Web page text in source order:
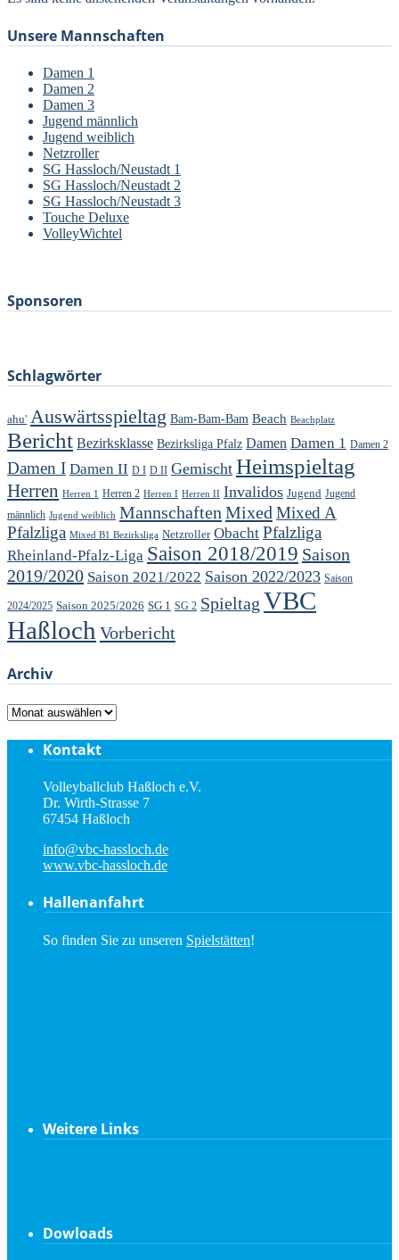
Unsere Mannschaften
Damen 1
Damen 2
Damen 3
Jugend männlich
Jugend weiblich
Netzroller
SG Hassloch/Neustadt 1
SG Hassloch/Neustadt 2
SG Hassloch/Neustadt 3
Touche Deluxe
VolleyWichtel
Sponsoren
Schlagwörter
ahu' Auswärtsspieltag Bam-Bam-Bam Beach Beachplatz
Bericht Bezirksklasse Bezirksliga Pfalz Damen Damen 1 Damen 2
Damen I Damen II D I D II Gemischt Heimspieltag
Herren Herren 1 Herren 2 Herren I Herren II Invalidos Jugend Jugend
männlich Jugend weiblich Mannschaften Mixed Mixed A
Pfalzliga Mixed B1 Bezirksliga Netzroller Obacht Pfalzliga
Rheinland-Pfalz-Liga Saison 2018/2019 Saison
2019/2020 Saison 2021/2022 Saison 2022/2023 Saison
2024/2025 Saison 2025/2026 SG 1 SG 2 Spieltag VBC
Haßloch Vorbericht
Archiv
Archiv
Kontakt
Volleyballclub Haßloch e.V.
Dr. Wirth-Strasse 7
67454 Haßloch
info@vbc-hassloch.de
www.vbc-hassloch.de
Hallenanfahrt
So finden Sie zu unseren Spielstätten!
Weitere Links
Dowloads